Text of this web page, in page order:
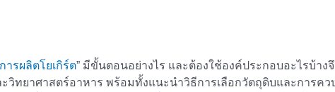
ารผลิตโยเกิร์ต” มีขั้นตอนอย่างไร และต้องใช้องค์ประกอบอะไรบ้าง
วิทยาศาสตร์อาหาร พร้อมทั้งแนะนำวิธีการเลือกวัตถุดิบและการ